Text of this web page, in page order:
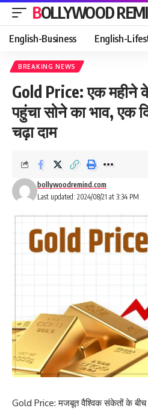
BOLLYWOOD
English-Business English-
BREAKING NEWS
Gold Price: एक महीने
पहुंचा सोने का भाव, एक
चढ़ा दाम
Last updated: 2024/08/21 at 3:34 PM
bollywoodremind.com
Gold Price: मजबूत वैश्विक संकेतों के बीच